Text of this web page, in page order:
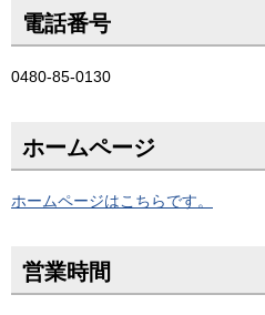
電話番号
0480-85-0130
ホームページ
ホームページはこちらです。
営業時間